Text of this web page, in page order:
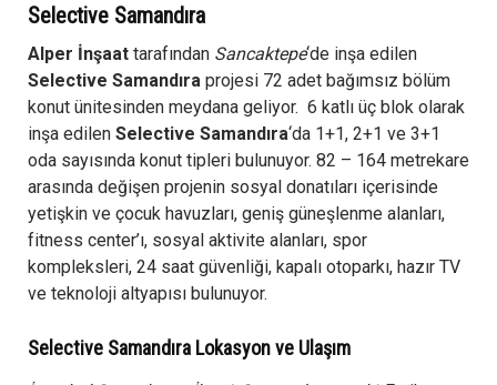
Selective Samandıra
Alper İnşaat tarafından Sancaktepe‘de inşa edilen
Selective Samandıra projesi 72 adet bağımsız bölüm
konut ünitesinden meydana geliyor. 6 katlı üç blok olarak
inşa edilen Selective Samandıra‘da 1+1, 2+1 ve 3+1
oda sayısında konut tipleri bulunuyor. 82 – 164 metrekare
arasında değişen projenin sosyal donatıları içerisinde
yetişkin ve çocuk havuzları, geniş güneşlenme alanları,
fitness center’ı, sosyal aktivite alanları, spor
kompleksleri, 24 saat güvenliği, kapalı otoparkı, hazır TV
ve teknoloji altyapısı bulunuyor.
Selective Samandıra Lokasyon ve Ulaşım